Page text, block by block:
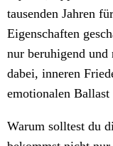
tausenden Jahren
Eigenschaften
nur beruhigend und
dabei, inneren
emotionalen
Warum solltest du